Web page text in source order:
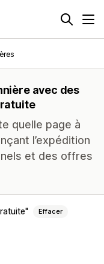
avec des
quelle page à
l’expédition
et des offres
Effacer